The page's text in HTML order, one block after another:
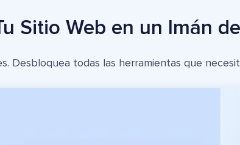
Sitio Web en un Imán
Desbloquea todas las herramientas que